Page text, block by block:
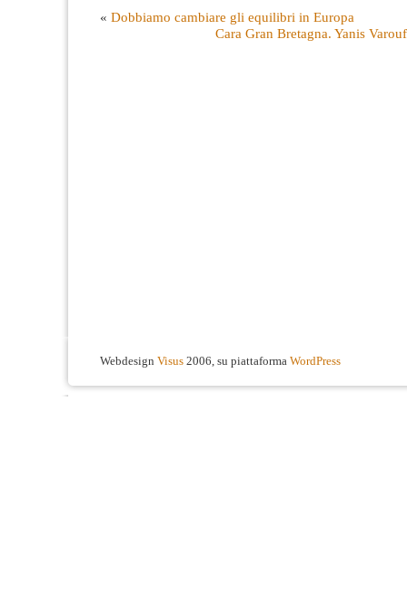
« Dobbiamo cambiare gli equilibri in Europa
Cara Gran Bretagna. Yanis
Webdesign Visus 2006, su piattaforma WordPress